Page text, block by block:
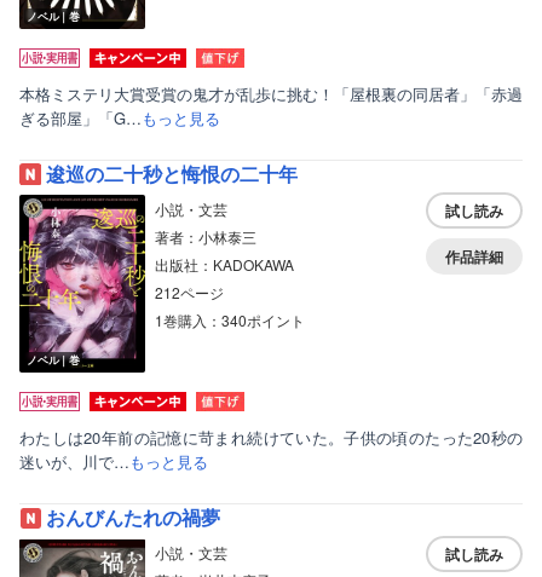
ノベル｜巻
本格ミステリ大賞受賞の鬼才が乱歩に挑む！「屋根裏の同居者」「赤過
ぎる部屋」「G…もっと見る
逡巡の二十秒と悔恨の二十年
ノベル｜巻
小説・文芸
著者：小林泰三
出版社：KADOKAWA
212ページ
1巻購入：340ポイント
試し読み
作品詳細
わたしは20年前の記憶に苛まれ続けていた。子供の頃のたった20秒の
迷いが、川で…もっと見る
おんびんたれの禍夢
小説・文芸
試し読み
ボーイズラブ
ティーンズラブ
美女・美少女
女性写真集